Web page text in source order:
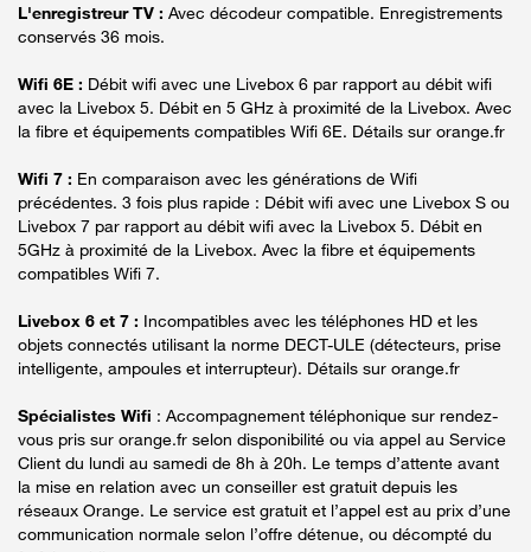
L'enregistreur TV : Avec décodeur compatible. Enregistrements
conservés 36 mois.
Wifi 6E : Débit wifi avec une Livebox 6 par rapport au débit wifi
avec la Livebox 5. Débit en 5 GHz à proximité de la Livebox. Avec
la fibre et équipements compatibles Wifi 6E. Détails sur orange.fr
Wifi 7 : En comparaison avec les générations de Wifi
précédentes. 3 fois plus rapide : Débit wifi avec une Livebox S ou
Livebox 7 par rapport au débit wifi avec la Livebox 5. Débit en
5GHz à proximité de la Livebox. Avec la fibre et équipements
compatibles Wifi 7.
Livebox 6 et 7 : Incompatibles avec les téléphones HD et les
objets connectés utilisant la norme DECT-ULE (détecteurs, prise
intelligente, ampoules et interrupteur). Détails sur orange.fr
Spécialistes Wifi : Accompagnement téléphonique sur rendez-
vous pris sur orange.fr selon disponibilité ou via appel au Service
Client du lundi au samedi de 8h à 20h. Le temps d’attente avant
la mise en relation avec un conseiller est gratuit depuis les
réseaux Orange. Le service est gratuit et l’appel est au prix d’une
communication normale selon l’offre détenue, ou décompté du